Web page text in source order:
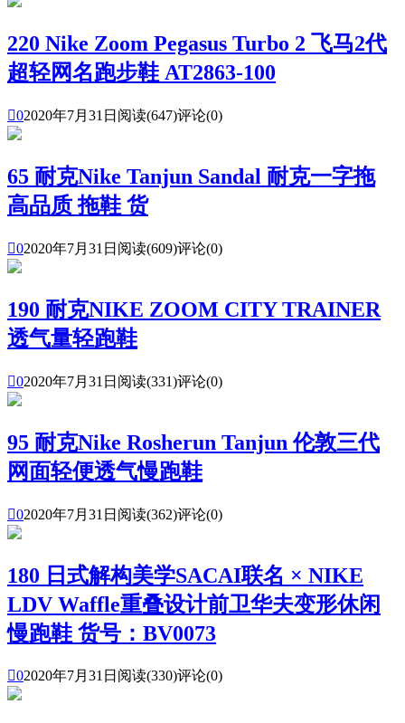
220 Nike Zoom Pegasus Turbo 2 飞马2代
超轻网名跑步鞋 AT2863-100
02020年7月31日 阅读(647)评论(0)
65 耐克Nike Tanjun Sandal 耐克一字拖
高品质 拖鞋 货
02020年7月31日 阅读(609)评论(0)
190 耐克NIKE ZOOM CITY TRAINER
透气量轻跑鞋
02020年7月31日 阅读(331)评论(0)
95 耐克Nike Rosherun Tanjun 伦敦三代
网面轻便透气慢跑鞋
02020年7月31日 阅读(362)评论(0)
180 日式解构美学SACAI联名 × NIKE
LDV Waffle重叠设计前卫华夫变形休闲
慢跑鞋 货号：BV0073
02020年7月31日 阅读(330)评论(0)